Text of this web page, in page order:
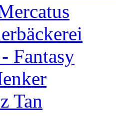
Fantasy
Tan